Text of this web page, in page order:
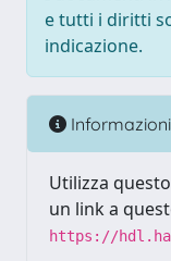
e tutti i diritti
indicazione.
Informazioni
Utilizza
un link a
https://